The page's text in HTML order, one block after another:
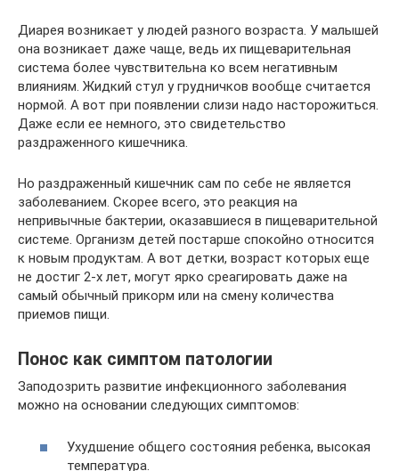
Диарея возникает у людей разного возраста. У малышей
она возникает даже чаще, ведь их пищеварительная
система более чувствительна ко всем негативным
влияниям. Жидкий стул у грудничков вообще считается
нормой. А вот при появлении слизи надо насторожиться.
Даже если ее немного, это свидетельство
раздраженного кишечника.
Но раздраженный кишечник сам по себе не является
заболеванием. Скорее всего, это реакция на
непривычные бактерии, оказавшиеся в пищеварительной
системе. Организм детей постарше спокойно относится
к новым продуктам. А вот детки, возраст которых еще
не достиг 2-х лет, могут ярко среагировать даже на
самый обычный прикорм или на смену количества
приемов пищи.
Понос как симптом патологии
Заподозрить развитие инфекционного заболевания
можно на основании следующих симптомов:
Ухудшение общего состояния ребенка, высокая
температура.